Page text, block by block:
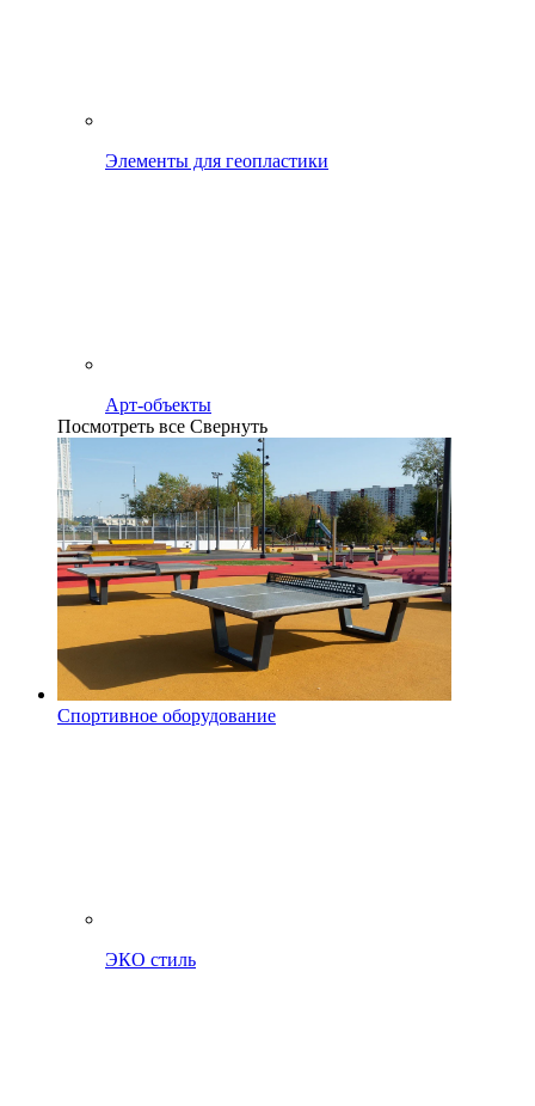
Элементы для геопластики
Арт-объекты
Посмотреть все Свернуть
Спортивное оборудование
ЭКО стиль